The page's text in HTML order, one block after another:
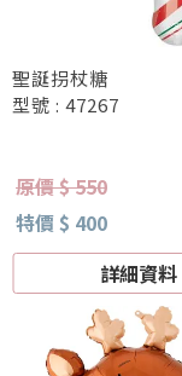
聖誕拐杖糖
型號 : 47267
原價 $ 550
特價 $ 400
詳細資料